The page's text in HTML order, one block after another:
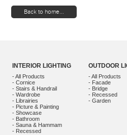
Back to home...
INTERIOR LIGHTING
- All Products
- Cornice
- Stairs & Handrail
- Wardrobe
- Librairies
- Picture & Painting
- Showcase
- Bathroom
- Sauna & Hammam
- Recessed
OUTDOOR
- All Products
- Facade
- Bridge
- Recessed
- Garden